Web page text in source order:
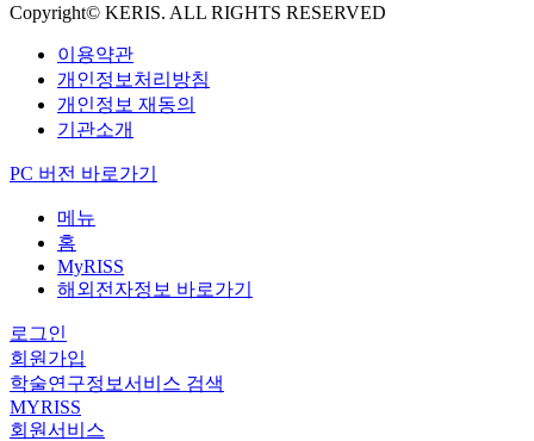
Copyright© KERIS. ALL RIGHTS RESERVED
이용약관
개인정보처리방침
개인정보 재동의
기관소개
PC 버전 바로가기
메뉴
홈
MyRISS
해외전자정보 바로가기
로그인
회원가입
학술연구정보서비스 검색
MYRISS
회원서비스